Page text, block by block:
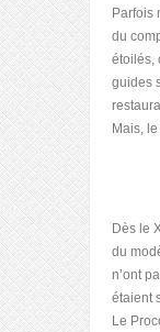
Parfois
du
étoilés,
guides
Mais,
Dès le
du
n’ont
étaient
Le